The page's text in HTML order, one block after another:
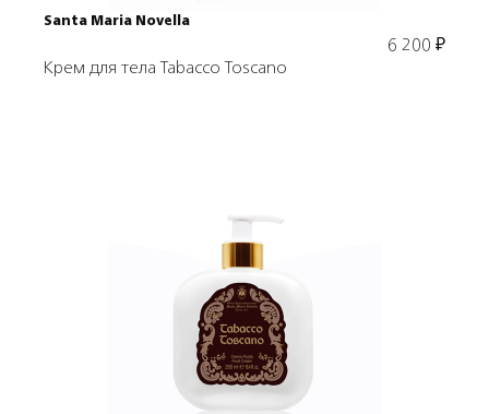
Santa Maria Novella
6 200 ₽
Крем для тела Tabacco Toscano
Подробнее
В корзину